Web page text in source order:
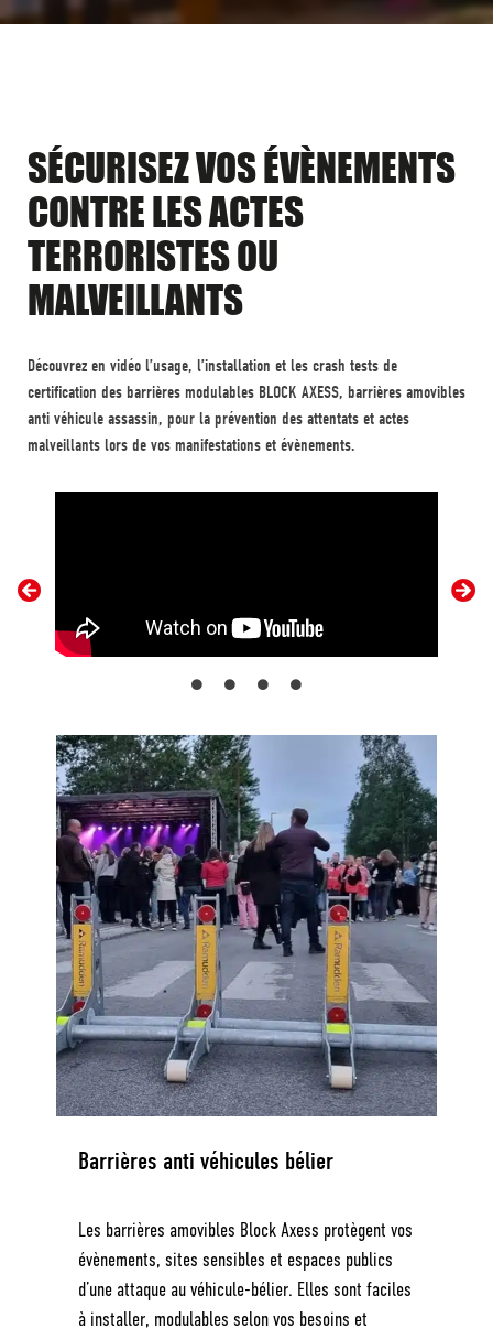
SÉCURISEZ VOS ÉVÈNEMENTS
CONTRE LES ACTES
TERRORISTES OU
MALVEILLANTS
Découvrez en vidéo l’usage, l’installation et les crash tests de
certification des barrières modulables BLOCK AXESS, barrières amovibles
anti véhicule assassin, pour la prévention des attentats et actes
malveillants lors de vos manifestations et évènements.
Barrières anti véhicules bélier
Les barrières amovibles Block Axess protègent vos
évènements, sites sensibles et espaces publics
d’une attaque au véhicule-bélier. Elles sont faciles
à installer, modulables selon vos besoins et